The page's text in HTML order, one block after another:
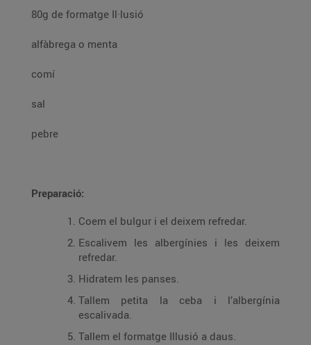
80g de formatge Il·lusió
alfàbrega o menta
comí
sal
pebre
Preparació:
Coem el bulgur i el deixem refredar.
Escalivem les albergínies i les deixem
refredar.
Hidratem les panses.
Tallem petita la ceba i l’albergínia
escalivada.
Tallem el formatge Illusió a daus.